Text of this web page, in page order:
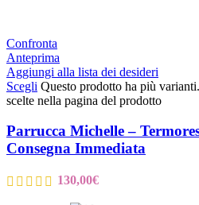
Confronta
Anteprima
Aggiungi alla lista dei desideri
Scegli Questo prodotto ha più
scelte nella pagina del prodotto
Parrucca Michelle –
Consegna Immediata
130,00€